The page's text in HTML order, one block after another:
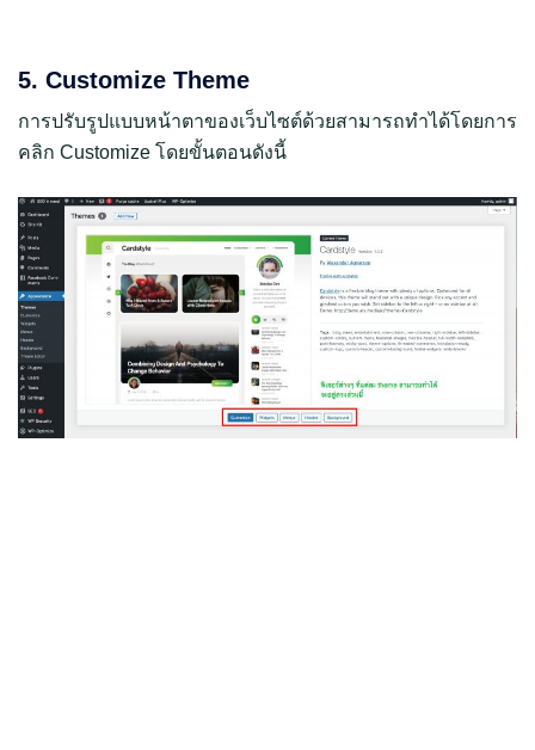
5. Customize Theme
การปรับรูปแบบหน้าตาของเว็บไซต์ด้วยสามารถทำได้โดยการ
คลิก Customize โดยขั้นตอนดังนี้